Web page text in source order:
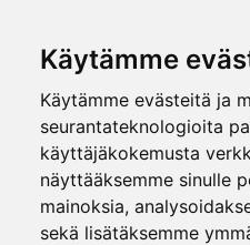
Käytämme
Käytämme evästeitä ja
seurantateknologioita
käyttäjäkokemusta
näyttääksemme sinulle
mainoksia,
sekä lisätäksemme